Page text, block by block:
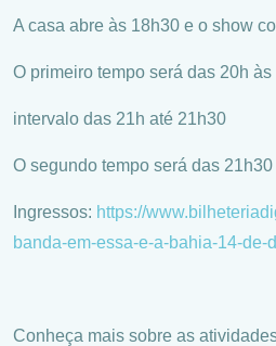
A casa abre às 18h30 e o show
O primeiro tempo será das 20h às
intervalo das 21h até 21h30
O segundo tempo será das⁠
Ingressos: https://www.
banda-em-essa-e-a-bahia-14-de-
Conheça mais sobre as